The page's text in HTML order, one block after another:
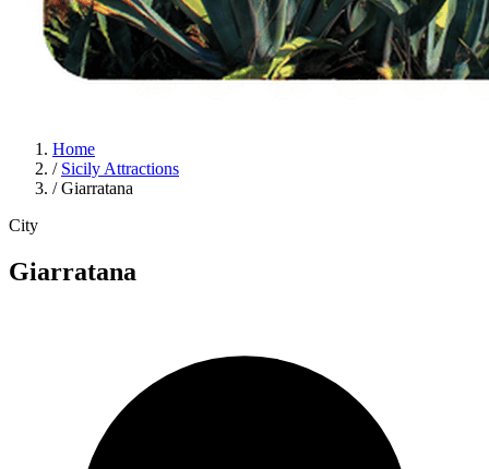
Home
/ Sicily Attractions
/ Giarratana
City
Giarratana